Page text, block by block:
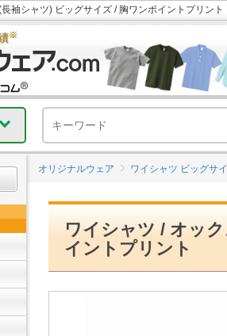
袖シャツ) ビッグサイズ / 胸ワンポイントプリン
※
オリジナルウェア ワイシャツ ビッグサ
ワイシャツ / オッ
イントプリント